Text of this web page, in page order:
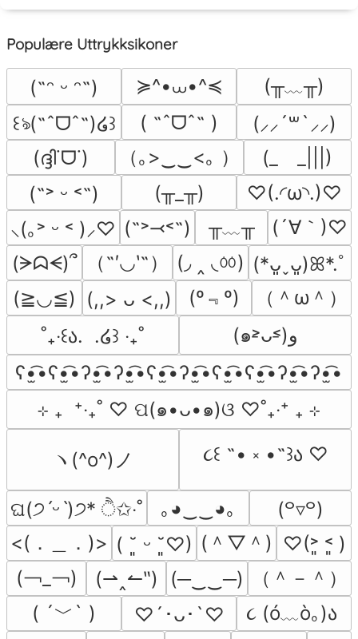
Populære Uttrykksikoner
(˶ᵔ ᵕ ᵔ˶) ≽^•⩊•^≼
(╥﹏╥)
꒰ঌ(˶ˆᗜˆ˵)໒꒱
( ˶ˆᗜˆ˵ )
(⸝⸝´꒳`⸝⸝)
(ദ്ദി˙ᗜ˙)
（｡>‿‿<｡ ）
(_　_|||)
(˶˃ ᵕ ˂˶)
(╥_╥)
♡(.◜ω◝.)♡
⸜(｡˃ ᵕ ˂ )⸝♡ (˶˃⤙˂˶) ╥﹏╥
(´∀｀)♡
(ᗒᗣᗕ)՞
（˶′◡‵˶） (◞ ‸ ◟ㆀ) (*ᴗ͈ˬᴗ͈)ꕤ*.ﾟ
(≧◡≦) (,,> ᴗ <,,) (º﹃º)
（＾ω＾）
˚₊‧꒰ა.  .໒꒱ ‧₊˚
(๑˃̵ᴗ˂̵)و
ʕ•̫͡•ʕ•̫͡•ʔ•̫͡•ʔ•̫͡•ʕ•̫͡•ʔ•̫͡•ʕ•̫͡•ʕ•̫͡•ʔ•̫͡•ʔ•̫͡•
⊹ ₊  ⁺‧₊˚ ♡ ପ(๑•ᴗ•๑)ଓ ♡˚₊‧⁺ ₊ ⊹
ヽ(^o^)ノ ૮꒰ ˶• ༝ •˶꒱ა ♡
ଘ(੭ˊᵕˋ)੭* ੈ✩‧˚ ｡◕‿‿◕｡
(꒪▿꒪)
<(．＿．)> ( ˘͈ ᵕ ˘͈♡) (＾▽＾) ♡(˃͈ ˂͈ )
(￢_￢)
(⇀‸↼‶) (─‿‿─)
（＾－＾）
( ´﹀` )
♡´･ᴗ･`♡
૮ (ó﹏ò｡)ა